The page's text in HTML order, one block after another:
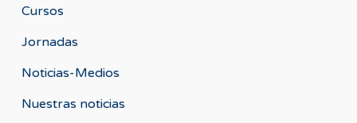
Cursos
Jornadas
Noticias-Medios
Nuestras noticias